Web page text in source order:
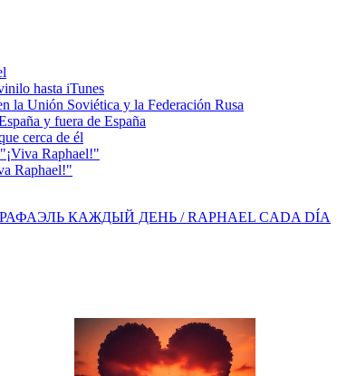
hasta iTunes
la Unión Soviética y la Federación Rusa
y fuera de España
cerca de él
Raphael!"
Raphael!"
РАФАЭЛЬ КАЖДЫЙ ДЕНЬ / RAPHAEL CADA DÍA